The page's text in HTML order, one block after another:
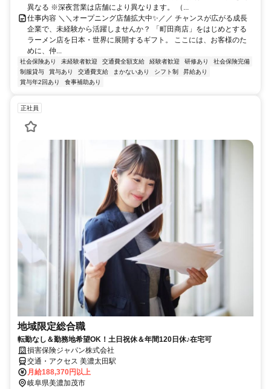
異なる ※深夜営業は店舗により異なります。 （...
仕事内容 ＼＼オープニング店舗拡大中✨️／／ チャンスが広がる成長
企業で、未経験から活躍しませんか？ 「町田商店」をはじめとする
ラーメン店を日本・世界に展開するギフト。 ここには、お客様のた
めに、仲...
社会保険あり 未経験者歓迎 交通費全額支給 経験者歓迎 研修あり
社会保険完備
制服貸与
賞与あり 交通費支給 まかないあり シフト制
昇給あり
賞与年2回あり
食事補助あり
正社員
地域限定総合職
転勤なし＆勤務地希望OK！土日祝休＆年間120日休♪在宅可
損害保険ジャパン株式会社
交通・アクセス 美濃太田駅
月給188,370円以上
岐阜県美濃加茂市